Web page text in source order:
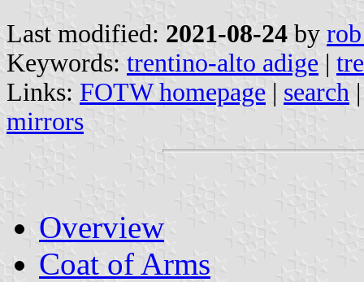
Last modified: 2021-08-24 by
Keywords: trentino-alto adige |
Links: FOTW homepage | search
mirrors
Overview
Coat of Arms